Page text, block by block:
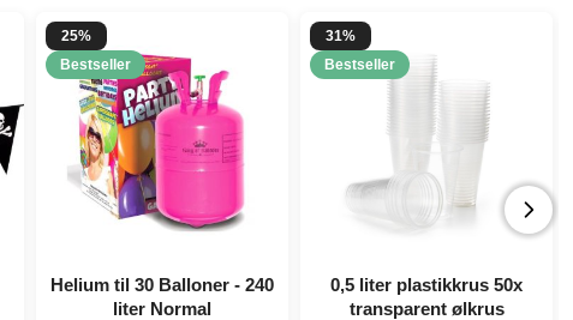
25%
Bestseller
Helium til 30 Balloner - 240
liter Normal
31%
Bestseller
0,5 liter plastikkrus 50x
transparent ølkrus